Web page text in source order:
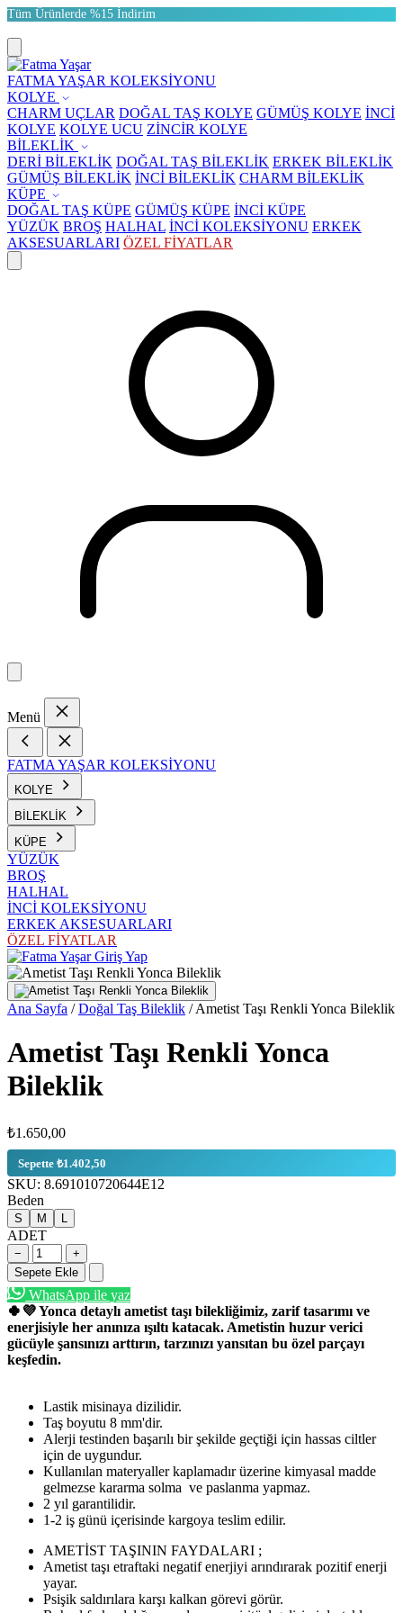
Tüm Ürünlerde %15 İndirim
FATMA YAŞAR KOLEKSİYONU
KOLYE
CHARM UÇLAR DOĞAL TAŞ KOLYE GÜMÜŞ KOLYE İNCİ
KOLYE KOLYE UCU ZİNCİR KOLYE
BİLEKLİK
DERİ BİLEKLİK DOĞAL TAŞ BİLEKLİK ERKEK BİLEKLİK
GÜMÜŞ BİLEKLİK İNCİ BİLEKLİK CHARM BİLEKLİK
KÜPE
DOĞAL TAŞ KÜPE GÜMÜŞ KÜPE İNCİ KÜPE
YÜZÜK BROŞ HALHAL İNCİ KOLEKSİYONU ERKEK
AKSESUARLARI ÖZEL FİYATLAR
Menü
FATMA YAŞAR KOLEKSİYONU
KOLYE
BİLEKLİK
KÜPE
YÜZÜK
BROŞ
HALHAL
İNCİ KOLEKSİYONU
ERKEK AKSESUARLARI
ÖZEL FİYATLAR
Giriş Yap
Ana Sayfa / Doğal Taş Bileklik / Ametist Taşı Renkli Yonca Bileklik
Ametist Taşı Renkli Yonca
Bileklik
₺1.650,00
Sepette ₺1.402,50
SKU: 8.691010720644E12
Beden
S M
ADET
−
+
Sepete Ekle
WhatsApp ile yaz
🍀💜 Yonca detaylı ametist taşı bilekliğimiz, zarif tasarımı ve
enerjisiyle her anınıza ışıltı katacak. Ametistin huzur verici
gücüyle şansınızı arttırın, tarzınızı yansıtan bu özel parçayı
keşfedin.
Lastik misinaya dizilidir.
Taş boyutu 8 mm'dir.
Alerji testinden başarılı bir şekilde geçtiği için hassas ciltler
için de uygundur.
Kullanılan materyaller kaplamadır üzerine kimyasal madde
gelmezse kararma solma ve paslanma yapmaz.
2 yıl garantilidir.
1-2 iş günü içerisinde kargoya teslim edilir.
AMETİST TAŞININ FAYDALARI ;
Ametist taşı etraftaki negatif enerjiyi arındırarak pozitif enerji
yayar.
Psişik saldırılara karşı kalkan görevi görür.